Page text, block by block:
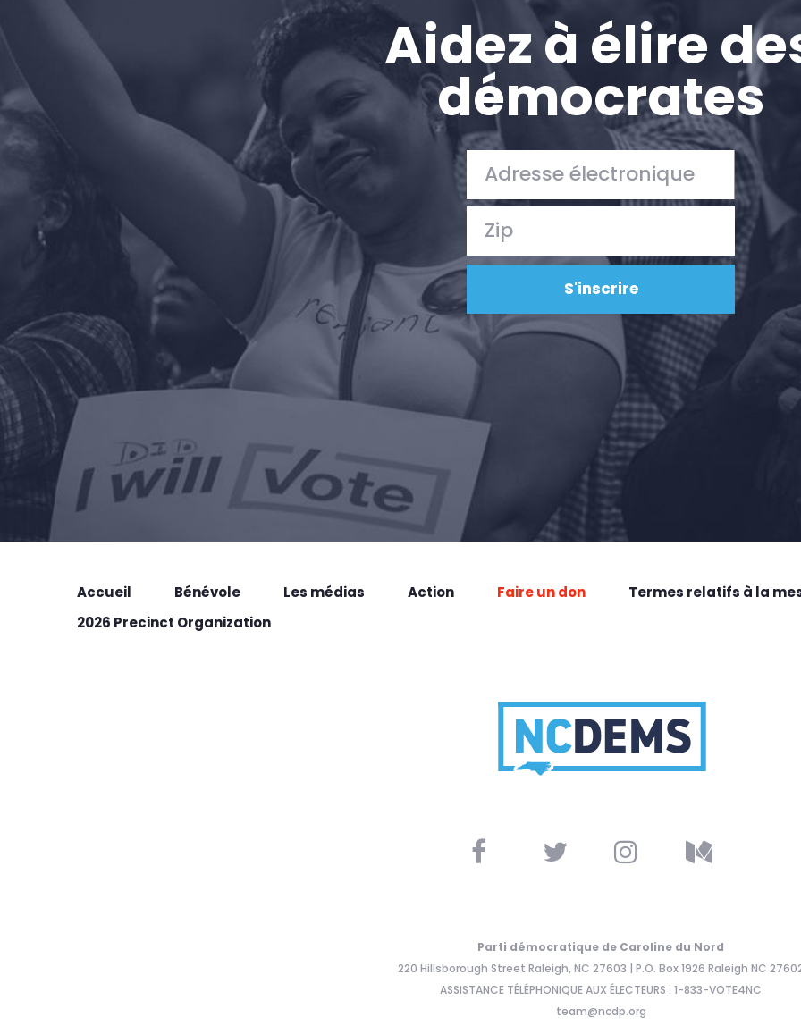
Action
Vote
Faire un don
Aidez à élire
démocrates
Accueil Bénévole Les médias Action Faire un don
Termes relatifs à la
2026 Precinct Organization
Parti démocratique de Caroline du Nord
220 Hillsborough Street Raleigh, NC 27603 | P.O. Box 1926 Raleigh NC
ASSISTANCE TÉLÉPHONIQUE AUX ÉLECTEURS : 1-833-VOTE4NC
team@ncdp.org